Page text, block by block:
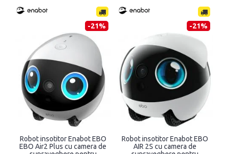
-21%
Robot insotitor Enabot EBO
EBO Air2 Plus cu camera de
-21%
Robot insotitor Enabot EBO
AIR 2S cu camera de